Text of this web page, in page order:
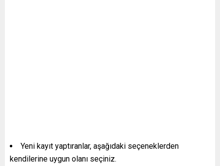
Yeni kayıt yaptıranlar, aşağıdaki seçeneklerden
kendilerine uygun olanı seçiniz.